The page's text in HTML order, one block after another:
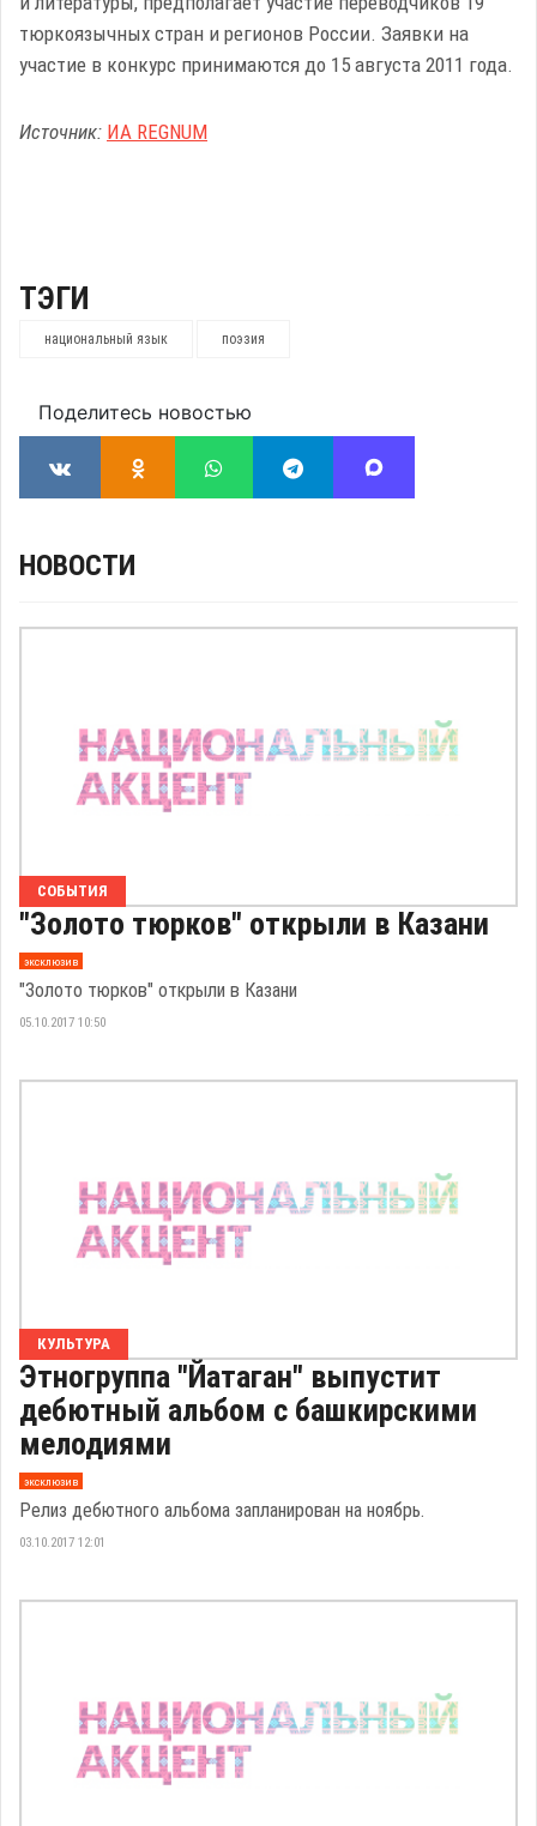
тюркоязычных стран и регионов России. Заявки на
участие в конкурс принимаются до 15 августа 2011 года.
Источник: ИА REGNUM
ТЭГИ
национальный язык поэзия
Поделитесь новостью
НОВОСТИ
СОБЫТИЯ
"Золото тюрков" открыли в Казани
эксклюзив
"Золото тюрков" открыли в Казани
05.10.2017 10:50
КУЛЬТУРА
Этногруппа "Йатаган" выпустит
дебютный альбом с башкирскими
мелодиями
эксклюзив
Релиз дебютного альбома запланирован на ноябрь.
03.10.2017 12:01